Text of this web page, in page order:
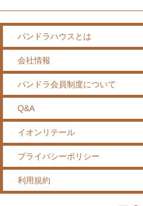
パンドラハウスとは
会社情報
パンドラ会員制度について
Q&A
イオンリテール
プライバシーポリシー
利用規約